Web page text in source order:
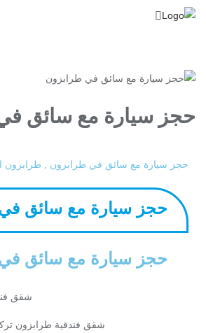
حجز سيارة مع سائق
حجز سيارة مع سائق في طرابزون , طرابزون
حجز سيارة مع سائق
حجز سيارة مع سائق
شقق فندقية طرابزون